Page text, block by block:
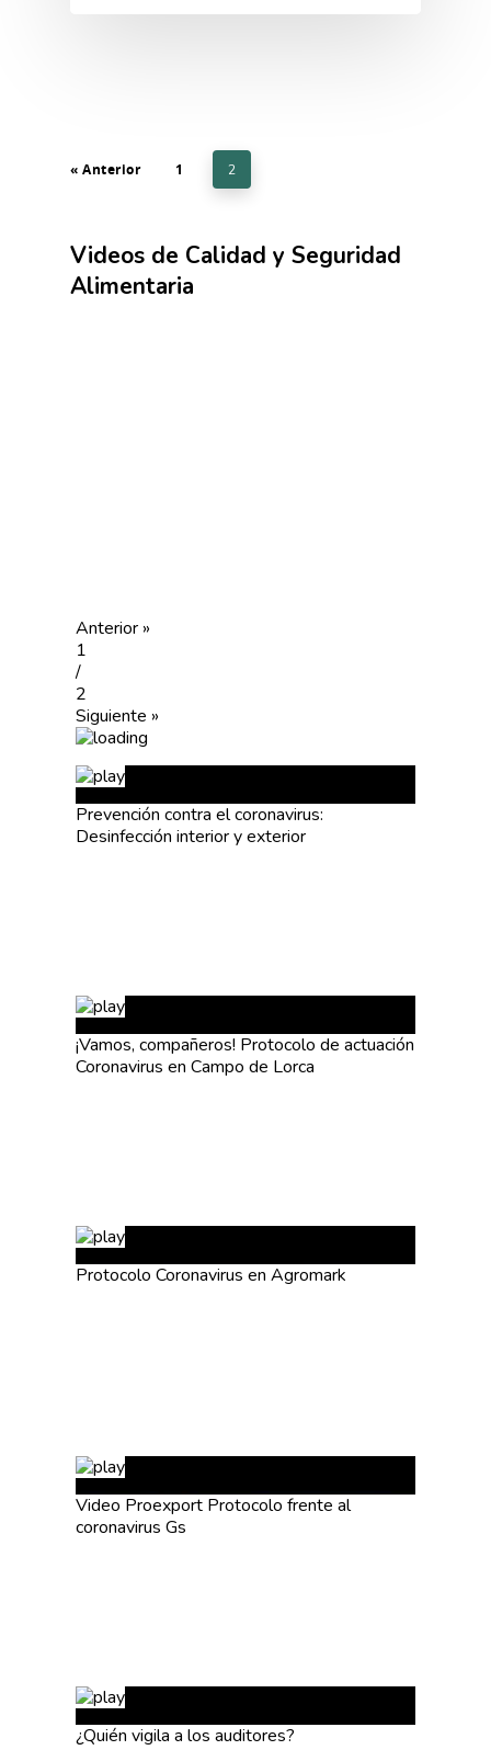
« Anterior 1 2
Videos de Calidad y Seguridad
Alimentaria
Anterior »
1
/
2
Siguiente »
Prevención contra el coronavirus:
Desinfección interior y exterior
¡Vamos, compañeros! Protocolo de actuación
Coronavirus en Campo de Lorca
Protocolo Coronavirus en Agromark
Video Proexport Protocolo frente al
coronavirus Gs
¿Quién vigila a los auditores?